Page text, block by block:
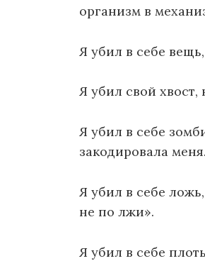
организм в
Я убил в себе
Я убил свой хвост,
Я убил в себе
закодировала меня.
Я убил в себе
не по лжи».
Я убил в себе